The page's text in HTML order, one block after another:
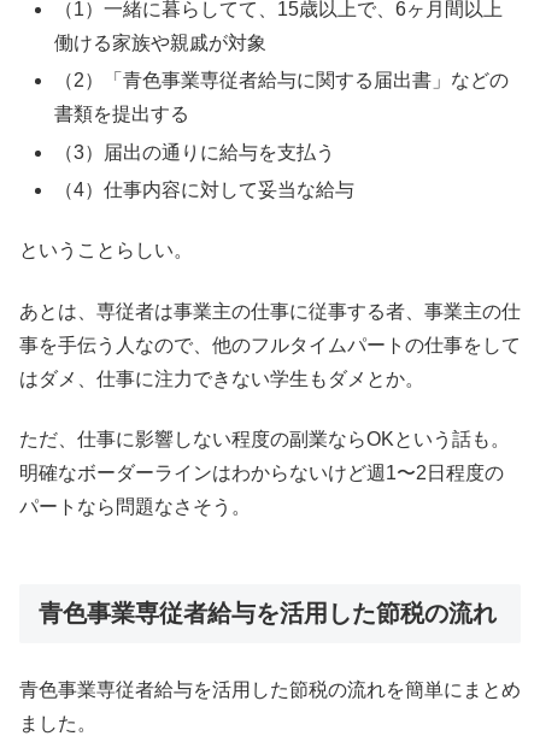
（1）一緒に暮らしてて、15歳以上で、6ヶ月間以上
働ける家族や親戚が対象
（2）「青色事業専従者給与に関する届出書」などの
書類を提出する
（3）届出の通りに給与を支払う
（4）仕事内容に対して妥当な給与
ということらしい。
あとは、専従者は事業主の仕事に従事する者、事業主の仕
事を手伝う人なので、他のフルタイムパートの仕事をして
はダメ、仕事に注力できない学生もダメとか。
ただ、仕事に影響しない程度の副業ならOKという話も。
明確なボーダーラインはわからないけど週1〜2日程度の
パートなら問題なさそう。
青色事業専従者給与を活用した節税の流れ
青色事業専従者給与を活用した節税の流れを簡単にまとめ
ました。